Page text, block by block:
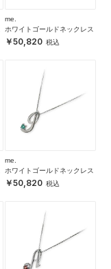
me.
ホワイトゴールドネックレス
50,820
me.
ホワイトゴールドネックレス
50,820